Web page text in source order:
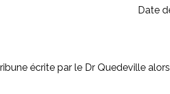
Date
écrite par le Dr Quedeville